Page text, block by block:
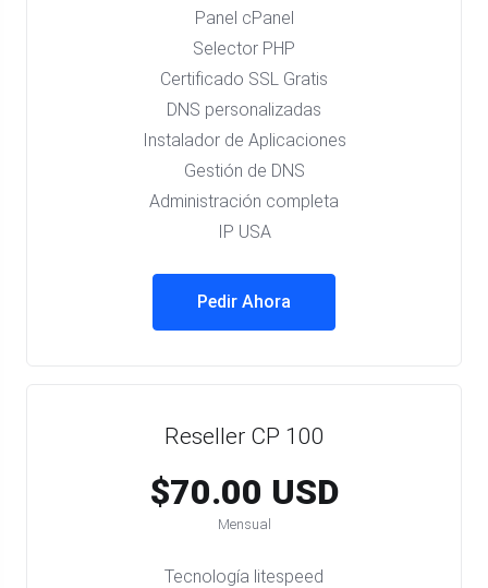
Panel cPanel
Selector PHP
Certificado SSL Gratis
DNS personalizadas
Instalador de Aplicaciones
Gestión de DNS
Administración completa
IP USA
Pedir Ahora
Reseller CP 100
$70.00 USD
Mensual
Tecnología litespeed